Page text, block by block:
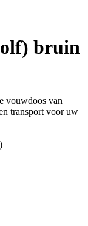
bruin
vouwdoos van
transport voor uw